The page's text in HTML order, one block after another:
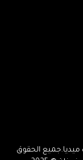
الحقوق